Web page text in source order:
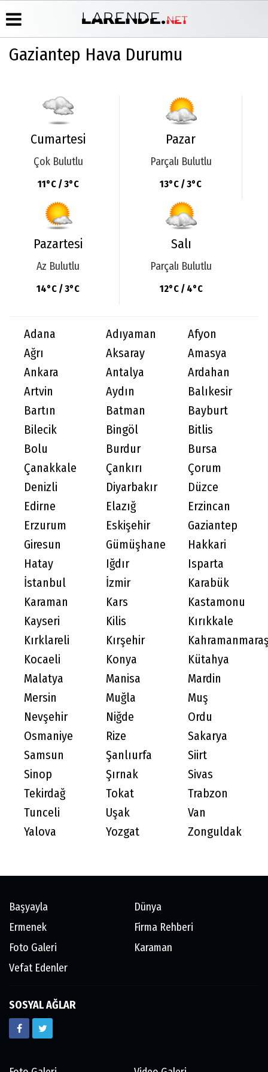
Arşivi
Gazete
Arşivi
Günün
Haberleri
Video
Galeri
Galeri
Gaziantep Hava Durumu
Cumartesi
Çok Bulutlu
11°C / 3°C
Pazar
Parçalı Bulutlu
13°C / 3°C
Pazartesi
Az Bulutlu
14°C / 3°C
Salı
Parçalı Bulutlu
12°C / 4°C
Adana Adıyaman
Afyon
Ağrı
Aksaray
Amasya
Ankara
Antalya
Ardahan
Artvin
Aydın
Balıkesir
Bartın
Batman
Bayburt
Bilecik
Bingöl
Bitlis
Bolu
Burdur
Bursa
Çanakkale
Çankırı
Çorum
Denizli
Diyarbakır
Düzce
Edirne
Elazığ
Erzincan
Erzurum
Eskişehir
Gaziantep
Giresun
Gümüşhane
Hakkari
Hatay
Iğdır
Isparta
İstanbul
İzmir
Karabük
Karaman
Kars
Kastamonu
Kayseri
Kilis
Kırıkkale
Kırklareli
Kırşehir
Kocaeli
Konya
Kütahya
Malatya
Manisa
Mardin
Mersin
Muğla
Muş
Nevşehir
Niğde
Ordu
Osmaniye
Rize
Sakarya
Samsun
Şanlıurfa
Siirt
Sinop
Şırnak
Sivas
Tekirdağ
Tokat
Trabzon
Tunceli
Uşak
Van
Yalova
Yozgat Zonguldak
Başyayla
Dünya
Ermenek
Firma Rehberi
Foto Galeri
Karaman
Vefat Edenler
SOSYAL AĞLAR